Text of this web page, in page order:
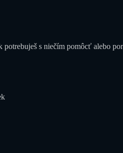
s niečím pomôcť alebo